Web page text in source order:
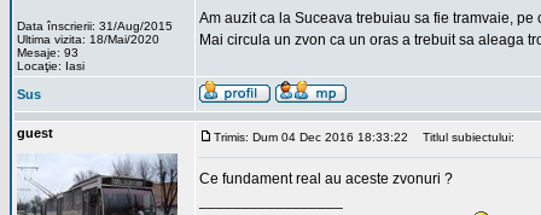
Data înscrierii: 31/Aug/2015
Ultima vizita: 18/Mai/2020
Mesaje: 93
Locaţie: Iasi
Am auzit ca la Suceava trebuiau sa fie tramvaie,
Mai circula un zvon ca un oras a trebuit sa aleaga
Sus
guest Trimis: Dum 04 Dec 2016 18:33:22 Titlul subiectului:
Ce fundament real au aceste zvonuri ?